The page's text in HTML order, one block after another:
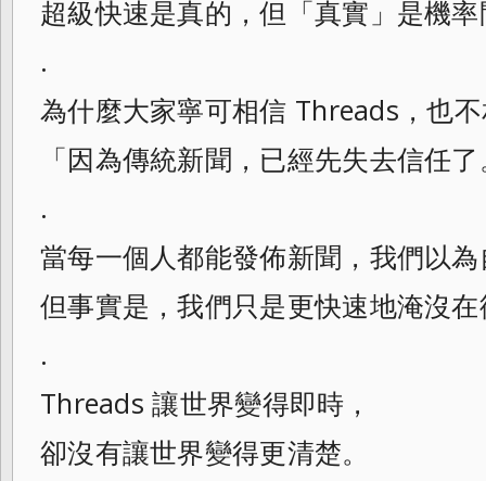
超級快速是真的，但「真實」是機
.
為什麼大家寧可相信 Threads，也
「因為傳統新聞，已經先失去信任
.
當每一個人都能發佈新聞，我們以
但事實是，我們只是更快速地淹沒
.
Threads 讓世界變得即時，
卻沒有讓世界變得更清楚。